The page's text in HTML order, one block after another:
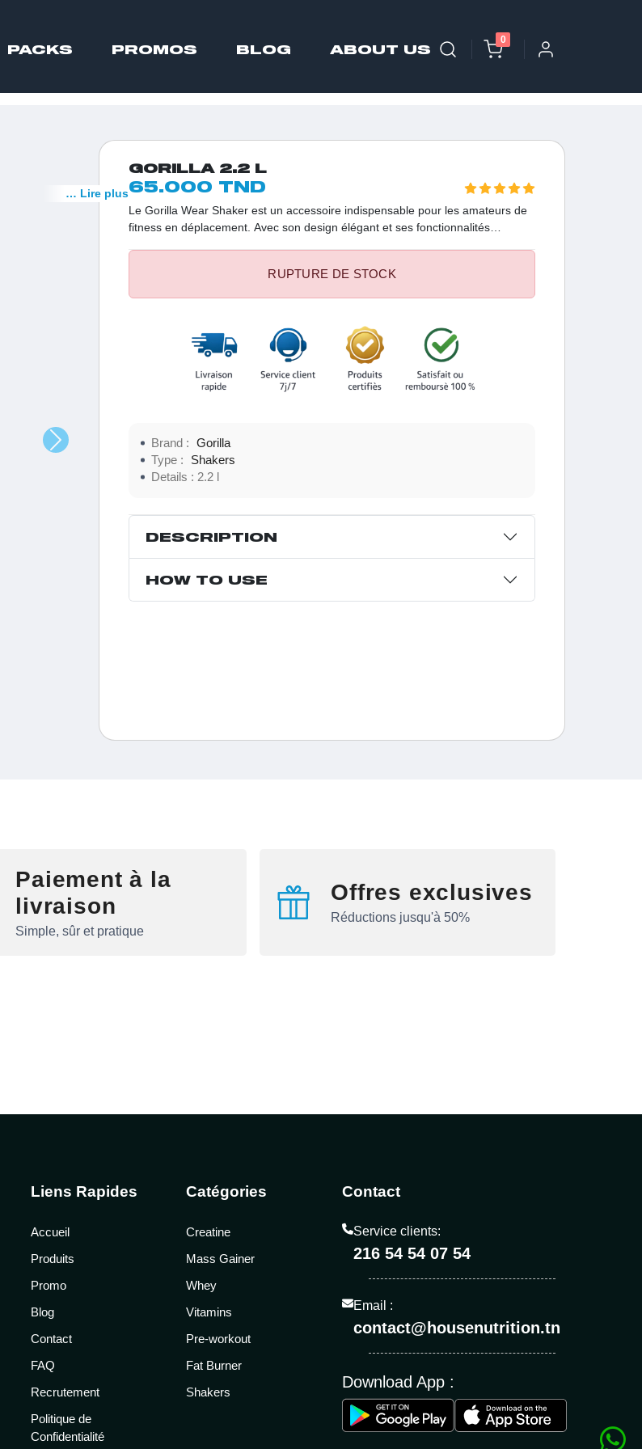
PACKS PROMOS BLOG ABOUT US
0
GORILLA 2.2 L
65.000 TND
Le Gorilla Wear Shaker est un accessoire indispensable pour les amateurs de
fitness en déplacement. Avec son design élégant et ses fonctionnalités
… Lire plus
RUPTURE DE STOCK
Brand :
Gorilla
Type :
Shakers
Details :
DESCRIPTION
HOW TO USE
Paiement à la
livraison
Simple, sûr et pratique
Offres exclusives
Réductions jusqu'à 50%
Liens Rapides
Accueil
Produits
Promo
Blog
Contact
FAQ
Recrutement
Politique de
Confidentialité
Catégories
Creatine
Mass Gainer
Whey
Vitamins
Pre-workout
Fat Burner
Shakers
Contact
Service clients:
216 54 54 07 54
Email :
contact@housenutrition.tn
Download App :